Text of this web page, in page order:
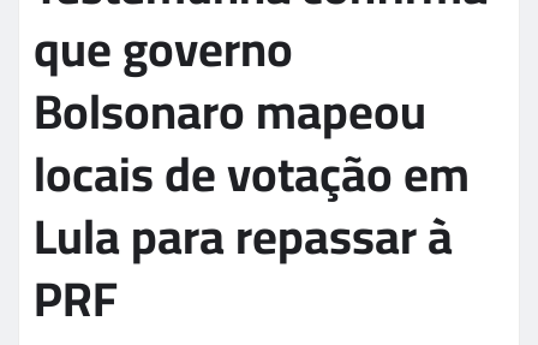
que governo
Bolsonaro mapeou
locais de votação em
Lula para repassar à
PRF